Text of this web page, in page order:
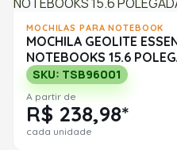
MOCHILAS PARA NOTEBOOK
MOCHILA GEOLITE
NOTEBOOKS 15.6
SKU: TSB96001
A partir de
R$ 238,98*
cada unidade